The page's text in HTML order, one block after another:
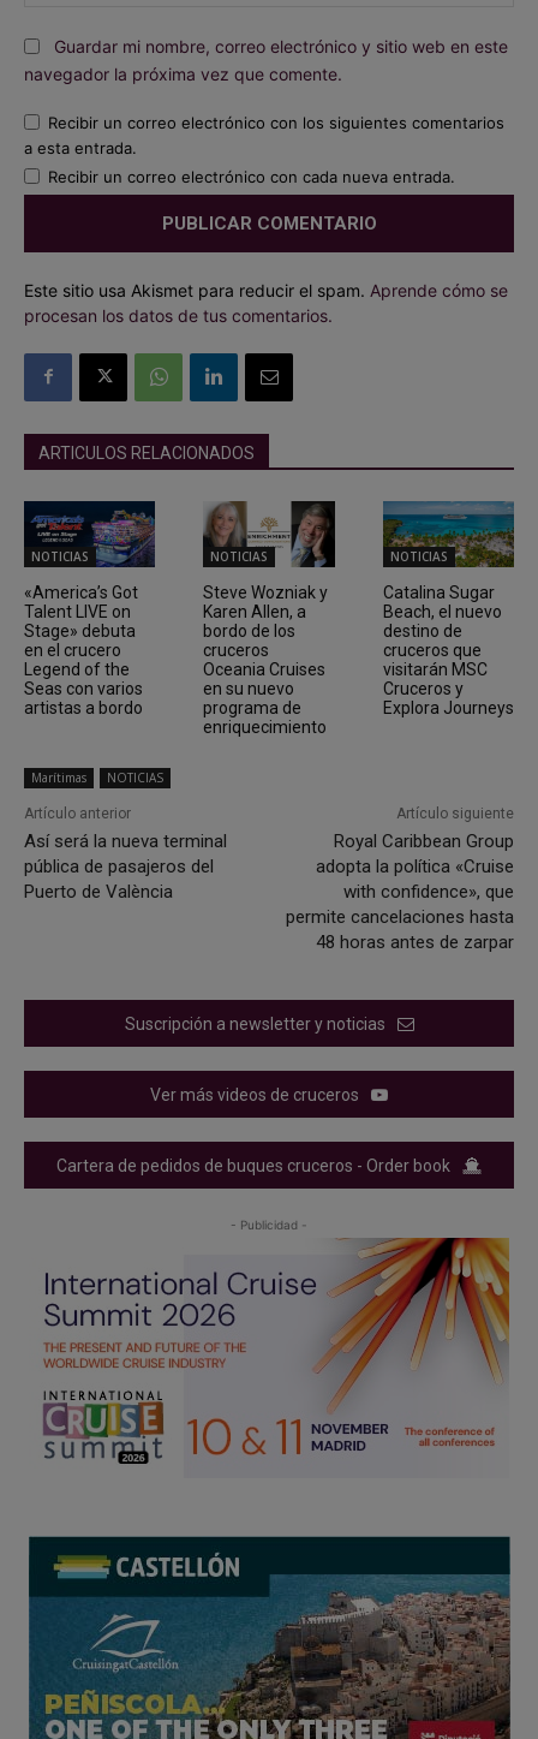
Guardar mi nombre, correo electrónico y sitio web en este
navegador la próxima vez que comente.
Recibir un correo electrónico con los siguientes comentarios
a esta entrada.
Recibir un correo electrónico con cada nueva entrada.
Este sitio usa Akismet para reducir el spam. Aprende cómo se
procesan los datos de tus comentarios.
ARTICULOS RELACIONADOS
NOTICIAS
«America’s Got
Talent LIVE on
Stage» debuta
en el crucero
Legend of the
Seas con varios
artistas a bordo
NOTICIAS
Steve Wozniak y
Karen Allen, a
bordo de los
cruceros
Oceania Cruises
en su nuevo
programa de
enriquecimiento
NOTICIAS
Catalina Sugar
Beach, el nuevo
destino de
cruceros que
visitarán MSC
Cruceros y
Explora Journeys
Marítimas NOTICIAS
Artículo anterior
Así será la nueva terminal
pública de pasajeros del
Puerto de València
Artículo siguiente
Royal Caribbean Group
adopta la política «Cruise
with confidence», que
permite cancelaciones hasta
48 horas antes de zarpar
Suscripción a newsletter y noticias
Ver más videos de cruceros
Cartera de pedidos de buques cruceros - Order book
- Publicidad -